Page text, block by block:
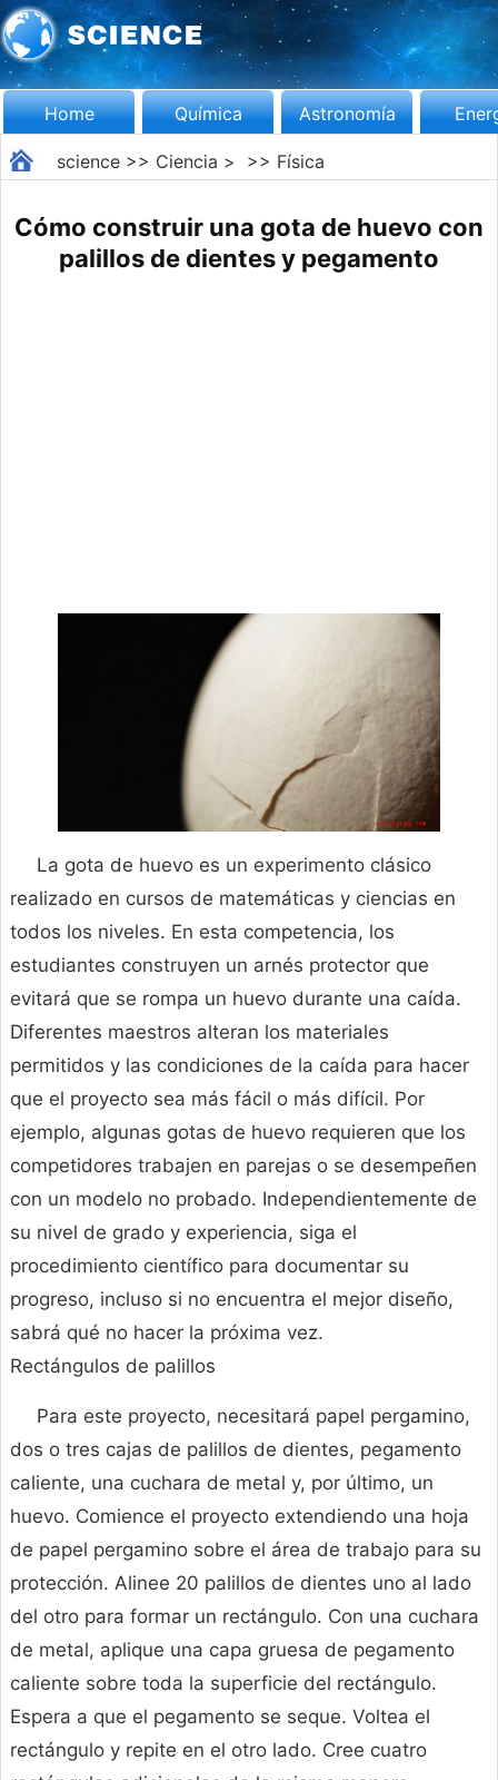
Home Química Astronomía
science>> Ciencia > >> Física
Cómo construir una gota de huevo con
palillos de dientes y pegamento
La gota de huevo es un experimento clásico
realizado en cursos de matemáticas y ciencias en
todos los niveles. En esta competencia, los
estudiantes construyen un arnés protector que
evitará que se rompa un huevo durante una caída.
Diferentes maestros alteran los materiales
permitidos y las condiciones de la caída para hacer
que el proyecto sea más fácil o más difícil. Por
ejemplo, algunas gotas de huevo requieren que los
competidores trabajen en parejas o se desempeñen
con un modelo no probado. Independientemente de
su nivel de grado y experiencia, siga el
procedimiento científico para documentar su
progreso, incluso si no encuentra el mejor diseño,
sabrá qué no hacer la próxima vez.
Rectángulos de palillos
Para este proyecto, necesitará papel pergamino,
dos o tres cajas de palillos de dientes, pegamento
caliente, una cuchara de metal y, por último, un
huevo. Comience el proyecto extendiendo una hoja
de papel pergamino sobre el área de trabajo para su
protección. Alinee 20 palillos de dientes uno al lado
del otro para formar un rectángulo. Con una cuchara
de metal, aplique una capa gruesa de pegamento
caliente sobre toda la superficie del rectángulo.
Espera a que el pegamento se seque. Voltea el
rectángulo y repite en el otro lado. Cree cuatro